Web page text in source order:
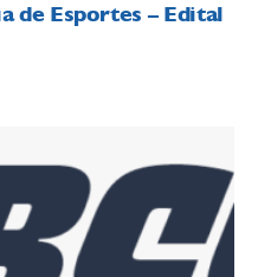
de Esportes – Edital